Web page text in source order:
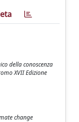
della conoscenza
XVII Edizione
change